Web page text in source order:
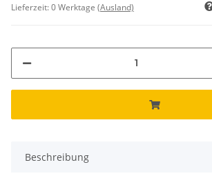
Lieferzeit:0 Werktage (Ausland)
Beschreibung